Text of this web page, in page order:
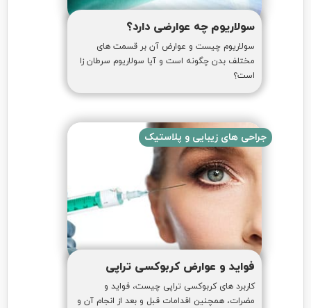
سولاریوم چه عوارضی دارد؟
سولاریوم چیست و عوارض آن بر قسمت های
مختلف بدن چگونه است و آیا سولاریوم سرطان زا
است؟
جراحی های زیبایی و پلاستیک
فواید و عوارض کربوکسی تراپی
کاربرد های کربوکسی تراپی چیست، فواید و
مضرات، همچنین اقدامات قبل و بعد از انجام آن و